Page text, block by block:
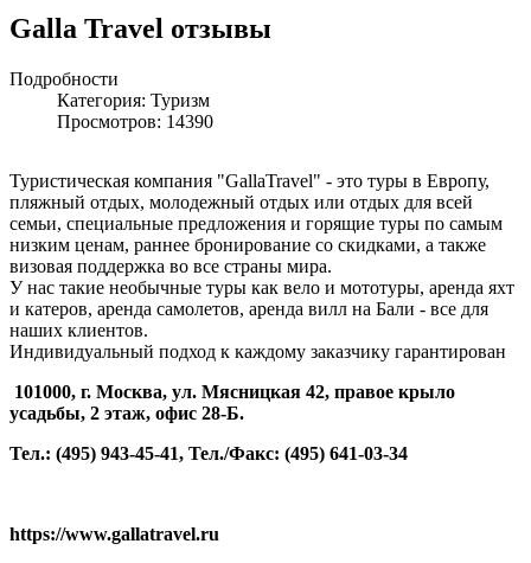
Galla Travel отзывы
Подробности
Категория: Туризм
Просмотров: 14390
Туристическая компания "GallaTravel" - это туры в Европу,
пляжный отдых, молодежный отдых или отдых для всей
семьи, специальные предложения и горящие туры по самым
низким ценам, раннее бронирование со скидками, а также
визовая поддержка во все страны мира.
У нас такие необычные туры как вело и мототуры, аренда яхт
и катеров, аренда самолетов, аренда вилл на Бали - все для
наших клиентов.
Индивидуальный подход к каждому заказчику гарантирован
101000, г. Москва, ул. Мясницкая 42, правое крыло
усадьбы, 2 этаж, офис 28-Б.
Тел.: (495) 943-45-41, Тел./Факс: (495) 641-03-34
https://www.gallatravel.ru